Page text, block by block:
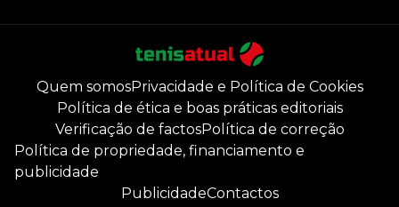
Quem somosPrivacidade e Política de Cookies
Política de ética e boas práticas editoriais
Verificação de factosPolítica de correção
Política de propriedade, financiamento e
publicidade
PublicidadeContactos